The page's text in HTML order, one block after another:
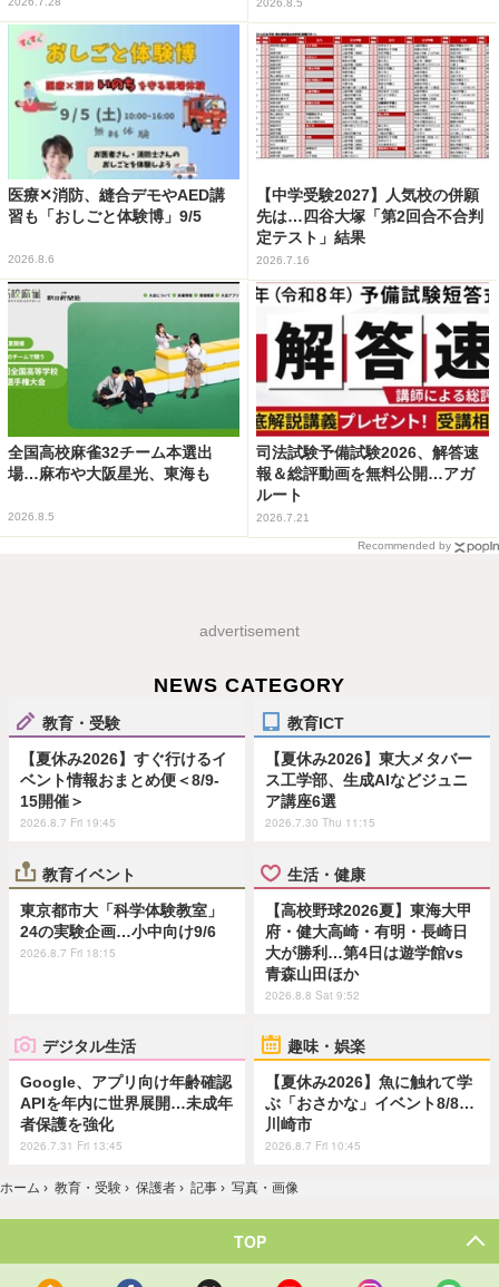
医療✕消防、縫合デモやAED講
習も「おしごと体験博」9/5
2026.8.6
【中学受験2027】人気校の併願
先は…四谷大塚「第2回合不合判
定テスト」結果
2026.7.16
全国高校麻雀32チーム本選出
場…麻布や大阪星光、東海も
2026.8.5
司法試験予備試験2026、解答速
報＆総評動画を無料公開…アガ
ルート
2026.7.21
Recommended by
advertisement
NEWS CATEGORY
教育・受験
【夏休み2026】すぐ行けるイ
ベント情報おまとめ便＜8/9-
15開催＞
2026.8.7 Fri 19:45
教育ICT
【夏休み2026】東大メタバー
ス工学部、生成AIなどジュニ
ア講座6選
2026.7.30 Thu 11:15
教育イベント
東京都市大「科学体験教室」
24の実験企画…小中向け9/6
2026.8.7 Fri 18:15
生活・健康
【高校野球2026夏】東海大甲
府・健大高崎・有明・長崎日
大が勝利…第4日は遊学館vs
青森山田ほか
2026.8.8 Sat 9:52
デジタル生活
Google、アプリ向け年齢確認
APIを年内に世界展開…未成年
者保護を強化
2026.7.31 Fri 13:45
趣味・娯楽
【夏休み2026】魚に触れて学
ぶ「おさかな」イベント8/8…
川崎市
2026.8.7 Fri 10:45
ホーム › 教育・受験 › 保護者 › 記事 › 写真・画像
TOP